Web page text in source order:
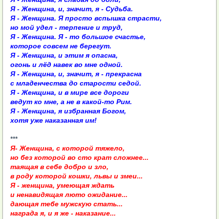
Я - Женщина, и, значит, я - Судьба.
Я - Женщина. Я просто вспышка страсти,
но мой удел - терпение и труд,
Я - Женщина. Я - то большое счастье,
которое совсем не берегут.
Я - Женщина, и этим я опасна,
огонь и лёд навек во мне одной.
Я - Женщина, и, значит, я - прекрасна
с младенчества до старости седой.
Я - Женщина, и в мире все дороги
ведут ко мне, а не в какой-то Рим.
Я - Женщина, я избранная Богом,
хотя уже наказанная им!
***
Я- Женщина, с которой тяжело,
но без которой во сто крат сложнее...
таящая в себе добро и зло,
в роду которой кошки, львы и змеи...
Я - женщина, умеющая ждать
и ненавидящая люто ожидание...
дающая тебе мужскую стать...
награда я, и я же - наказание...